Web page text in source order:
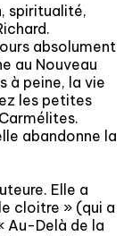
spiritualité,
absolument
au Nouveau
à peine, la vie
les petites
abandonne la
Elle a
cloitre » (qui a
Au-Delà de la